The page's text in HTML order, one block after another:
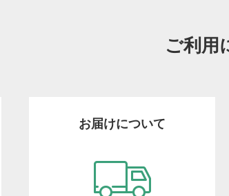
ご利用
お届けについて